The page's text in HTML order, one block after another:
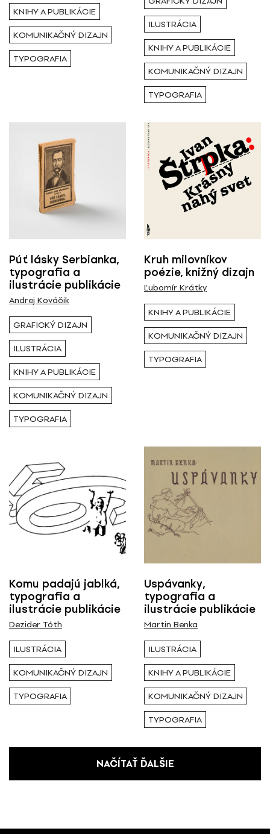
KNIHY A PUBLIKÁCIE
KOMUNIKAČNÝ DIZAJN
TYPOGRAFIA
ILUSTRÁCIA
KNIHY A PUBLIKÁCIE
KOMUNIKAČNÝ DIZAJN
TYPOGRAFIA
Púť lásky Serbianka,
typografia a
ilustrácie publikácie
Andrej Kováčik
GRAFICKÝ DIZAJN
ILUSTRÁCIA
KNIHY A PUBLIKÁCIE
KOMUNIKAČNÝ DIZAJN
TYPOGRAFIA
Kruh milovníkov
poézie, knižný dizajn
Ľubomír Krátky
KNIHY A PUBLIKÁCIE
KOMUNIKAČNÝ DIZAJN
TYPOGRAFIA
Komu padajú jablká,
typografia a
ilustrácie publikácie
Dezider Tóth
ILUSTRÁCIA
KOMUNIKAČNÝ DIZAJN
TYPOGRAFIA
Uspávanky,
typografia a
ilustrácie publikácie
Martin Benka
ILUSTRÁCIA
KNIHY A PUBLIKÁCIE
KOMUNIKAČNÝ DIZAJN
TYPOGRAFIA
NAČÍTAŤ ĎALŠIE